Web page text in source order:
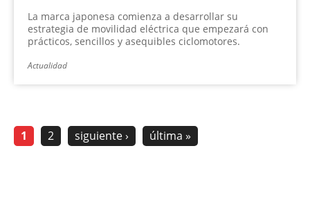
La marca japonesa comienza a desarrollar su
estrategia de movilidad eléctrica que empezará con
prácticos, sencillos y asequibles ciclomotores.
Actualidad
1 2 siguiente › última »